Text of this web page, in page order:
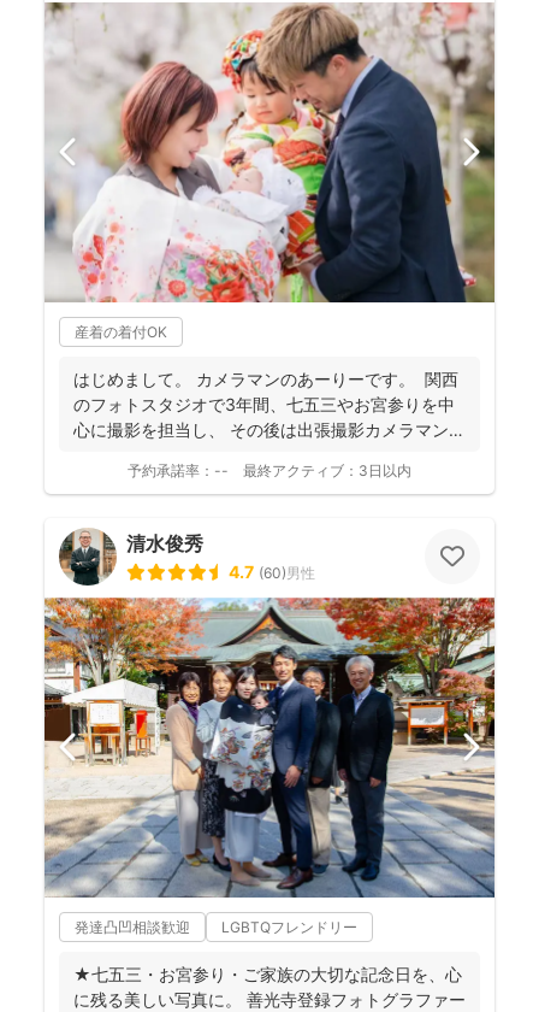
産着の着付OK
はじめまして。 カメラマンのあーりーです。 関西
のフォトスタジオで3年間、七五三やお宮参りを中
心に撮影を担当し、 その後は出張撮影カメラマンと
予約承諾率： -- 最終アクティブ： 3日以内
清水俊秀
4.7 (60)男性
発達凸凹相談歓迎 LGBTQフレンドリー
★七五三・お宮参り・ご家族の大切な記念日を、心
に残る美しい写真に。 善光寺登録フォトグラファー